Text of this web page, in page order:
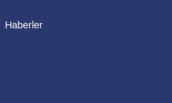
Haberler